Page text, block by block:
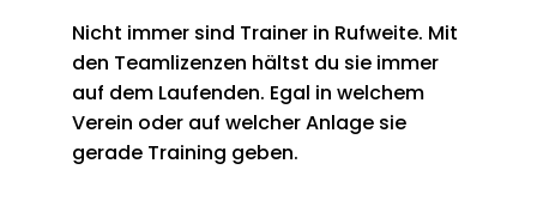
Nicht immer sind Trainer in Rufweite. Mit
den Teamlizenzen hältst du sie immer
auf dem Laufenden. Egal in welchem
Verein oder auf welcher Anlage sie
gerade Training geben.